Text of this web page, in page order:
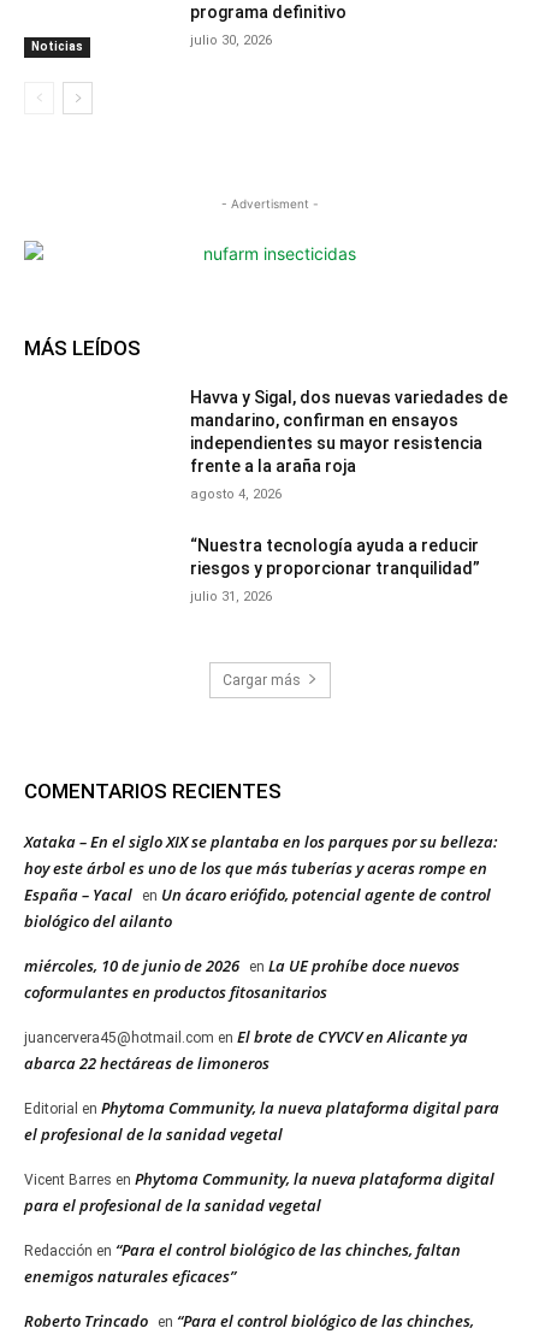
Noticias
programa definitivo
julio 30, 2026
- Advertisment -
MÁS LEÍDOS
Havva y Sigal, dos nuevas variedades de
mandarino, confirman en ensayos
independientes su mayor resistencia
frente a la araña roja
agosto 4, 2026
“Nuestra tecnología ayuda a reducir
riesgos y proporcionar tranquilidad”
julio 31, 2026
Cargar más
COMENTARIOS RECIENTES
Xataka – En el siglo XIX se plantaba en los parques por su belleza:
hoy este árbol es uno de los que más tuberías y aceras rompe en
España – Yacal
en Un ácaro eriófido, potencial agente de control
biológico del ailanto
miércoles, 10 de junio de 2026 en La UE prohíbe doce nuevos
coformulantes en productos fitosanitarios
juancervera45@hotmail.com en El brote de CYVCV en Alicante ya
abarca 22 hectáreas de limoneros
Editorial en Phytoma Community, la nueva plataforma digital para
el profesional de la sanidad vegetal
Vicent Barres en Phytoma Community, la nueva plataforma digital
para el profesional de la sanidad vegetal
Redacción en “Para el control biológico de las chinches, faltan
enemigos naturales eficaces”
Roberto Trincado en “Para el control biológico de las chinches,